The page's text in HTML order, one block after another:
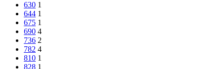
630 1
644 1
675 1
690 4
736 2
782 4
810 1
828 1